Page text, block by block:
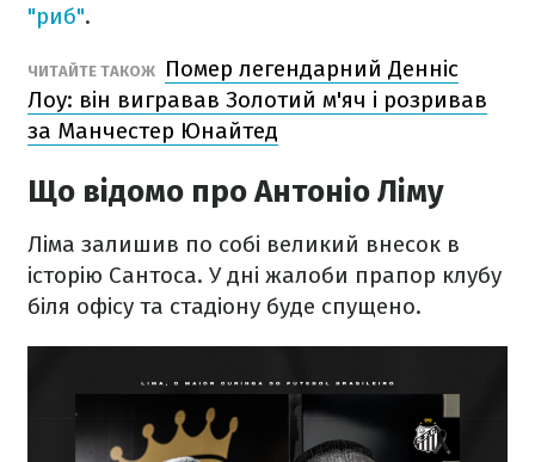
"риб".
ЧИТАЙТЕ ТАКОЖ
Помер легендарний Денніс
Лоу: він вигравав Золотий м'яч і розривав
за Манчестер Юнайтед
Що відомо про Антоніо Ліму
Ліма залишив по собі великий внесок в
історію Сантоса. У дні жалоби прапор клубу
біля офісу та стадіону буде спущено.